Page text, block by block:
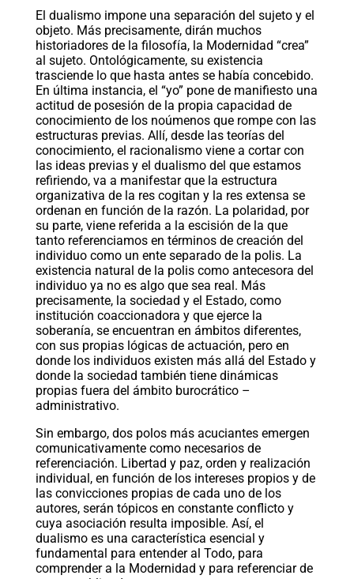
El dualismo impone una separación del sujeto y el
objeto. Más precisamente, dirán muchos
historiadores de la filosofía, la Modernidad “crea”
al sujeto. Ontológicamente, su existencia
trasciende lo que hasta antes se había concebido.
En última instancia, el “yo” pone de manifiesto una
actitud de posesión de la propia capacidad de
conocimiento de los noúmenos que rompe con las
estructuras previas. Allí, desde las teorías del
conocimiento, el racionalismo viene a cortar con
las ideas previas y el dualismo del que estamos
refiriendo, va a manifestar que la estructura
organizativa de la res cogitan y la res extensa se
ordenan en función de la razón. La polaridad, por
su parte, viene referida a la escisión de la que
tanto referenciamos en términos de creación del
individuo como un ente separado de la polis. La
existencia natural de la polis como antecesora del
individuo ya no es algo que sea real. Más
precisamente, la sociedad y el Estado, como
institución coaccionadora y que ejerce la
soberanía, se encuentran en ámbitos diferentes,
con sus propias lógicas de actuación, pero en
donde los individuos existen más allá del Estado y
donde la sociedad también tiene dinámicas
propias fuera del ámbito burocrático –
administrativo.
Sin embargo, dos polos más acuciantes emergen
comunicativamente como necesarios de
referenciación. Libertad y paz, orden y realización
individual, en función de los intereses propios y de
las convicciones propias de cada uno de los
autores, serán tópicos en constante conflicto y
cuya asociación resulta imposible. Así, el
dualismo es una característica esencial y
fundamental para entender al Todo, para
comprender a la Modernidad y para referenciar de